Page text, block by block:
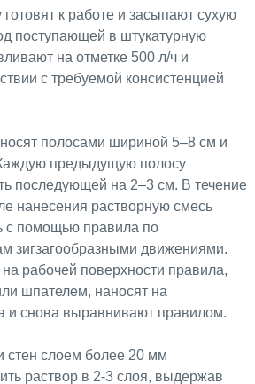
к работе и засыпают сухую
поступающей в штукатурную
на отметке 500 л/ч и
с требуемой консистенцией
полосами шириной 5–8 см и
предыдущую полосу
последующей на 2–3 см. В течение
нанесения растворную смесь
с помощью правила по
зигзагообразными движениями.
рабочей поверхности правила,
шпателем, наносят на
и снова выравнивают правилом.
стен слоем более 20 мм
раствор в 2-3 слоя, выдержав